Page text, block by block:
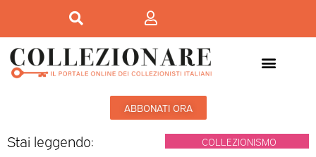
ABBONATI ORA
Stai leggendo: COLLEZIONISMO